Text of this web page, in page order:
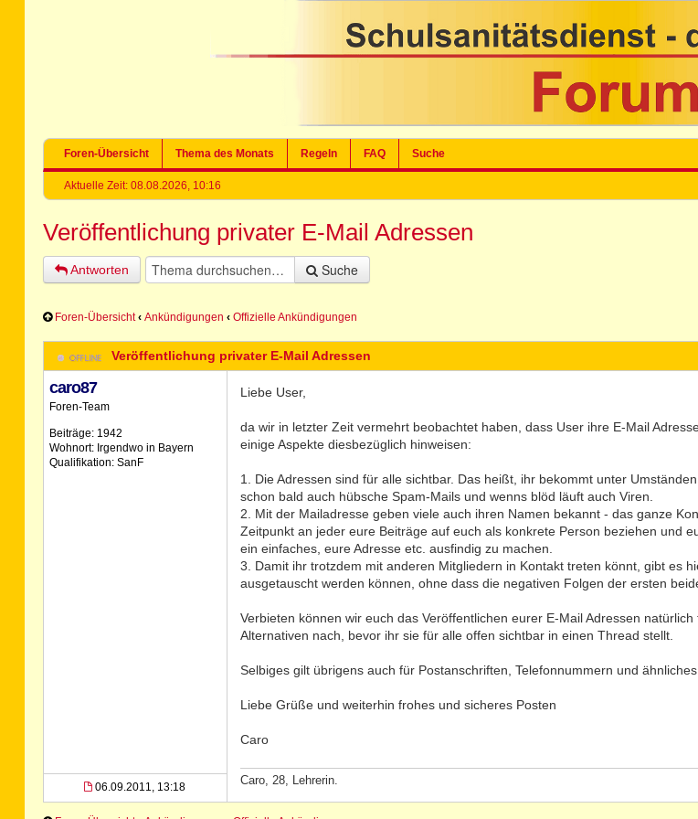
Foren-Übersicht Thema des Monats Regeln FAQ Suche
Aktuelle Zeit: 08.08.2026, 10:16
Veröffentlichung privater E-Mail Adressen
Antworten Suche
Foren-Übersicht ‹ Ankündigungen ‹ Offizielle Ankündigungen
Veröffentlichung privater E-Mail Adressen
caro87
Foren-Team
Beiträge: 1942
Wohnort: Irgendwo in Bayern
Qualifikation: SanF
06.09.2011, 13:18
Liebe User,
da wir in letzter Zeit vermehrt beobachtet haben, dass User ihre E-Mail
einige Aspekte diesbezüglich hinweisen:
1. Die Adressen sind für alle sichtbar. Das heißt, ihr bekommt unter
schon bald auch hübsche Spam-Mails und wenns blöd läuft auch Viren.
2. Mit der Mailadresse geben viele auch ihren Namen bekannt - das ganze
Zeitpunkt an jeder eure Beiträge auf euch als konkrete Person beziehen und
ein einfaches, eure Adresse etc. ausfindig zu machen.
3. Damit ihr trotzdem mit anderen Mitgliedern in Kontakt treten könnt, gibt es
ausgetauscht werden können, ohne dass die negativen Folgen der ersten
Verbieten können wir euch das Veröffentlichen eurer E-Mail Adressen
Alternativen nach, bevor ihr sie für alle offen sichtbar in einen Thread stellt.
Selbiges gilt übrigens auch für Postanschriften, Telefonnummern und ähnliches.
Liebe Grüße und weiterhin frohes und sicheres Posten
Caro
Caro, 28, Lehrerin.